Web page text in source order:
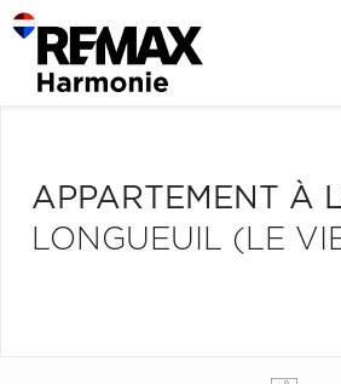
APPARTEMENT À
LONGUEUIL (LE